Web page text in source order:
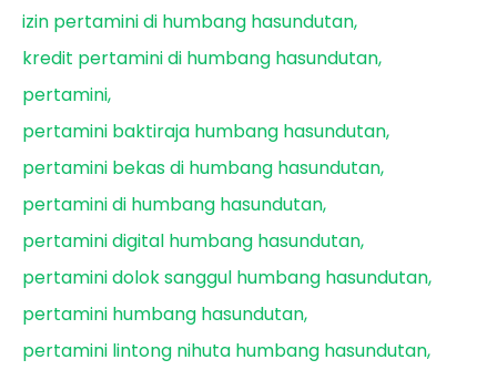
izin pertamini di humbang hasundutan
kredit pertamini di humbang hasundutan
pertamini
pertamini baktiraja humbang hasundutan
pertamini bekas di humbang hasundutan
pertamini di humbang hasundutan
pertamini digital humbang hasundutan
pertamini dolok sanggul humbang hasundutan
pertamini humbang hasundutan
pertamini lintong nihuta humbang hasundutan